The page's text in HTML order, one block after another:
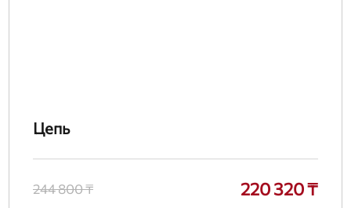
Цепь
244 800 ₸ 220 320 ₸